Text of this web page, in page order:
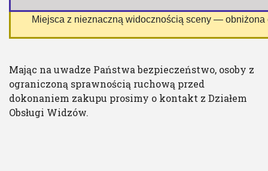
Miejsca z nieznaczną widocznością sceny — obniżona
Mając na uwadze Państwa bezpieczeństwo, osoby z
ograniczoną sprawnością ruchową przed
dokonaniem zakupu prosimy o kontakt z Działem
Obsługi Widzów.